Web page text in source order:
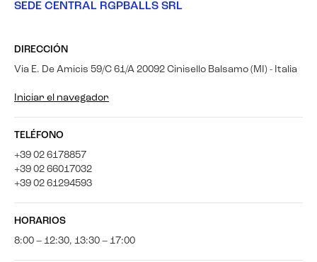
SEDE CENTRAL RGPBALLS SRL
DIRECCIÓN
Via E. De Amicis 59/C 61/A 20092 Cinisello Balsamo (MI) - Italia
Iniciar el navegador
TELÉFONO
+39 02 6178857
+39 02 66017032
+39 02 61294593
HORARIOS
8:00 – 12:30, 13:30 – 17:00